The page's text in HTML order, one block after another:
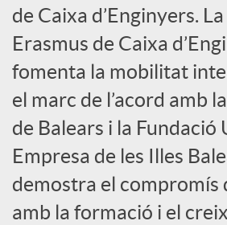
a
l
s
de Caixa d’Enginyers.
Erasmus de Caixa
fomenta la mobilitat
el marc de l’acord amb
de Balears i la
Empresa de les Illes
demostra el compromís
amb la formació i el